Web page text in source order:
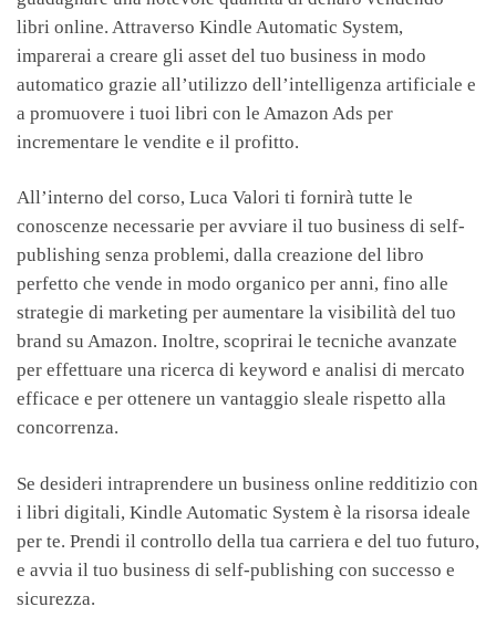
libri online. Attraverso Kindle Automatic System,
imparerai a creare gli asset del tuo business in modo
automatico grazie all’utilizzo dell’intelligenza artificiale e
a promuovere i tuoi libri con le Amazon Ads per
incrementare le vendite e il profitto.
All’interno del corso, Luca Valori ti fornirà tutte le
conoscenze necessarie per avviare il tuo business di self-
publishing senza problemi, dalla creazione del libro
perfetto che vende in modo organico per anni, fino alle
strategie di marketing per aumentare la visibilità del tuo
brand su Amazon. Inoltre, scoprirai le tecniche avanzate
per effettuare una ricerca di keyword e analisi di mercato
efficace e per ottenere un vantaggio sleale rispetto alla
concorrenza.
Se desideri intraprendere un business online redditizio con
i libri digitali, Kindle Automatic System è la risorsa ideale
per te. Prendi il controllo della tua carriera e del tuo futuro,
e avvia il tuo business di self-publishing con successo e
sicurezza.